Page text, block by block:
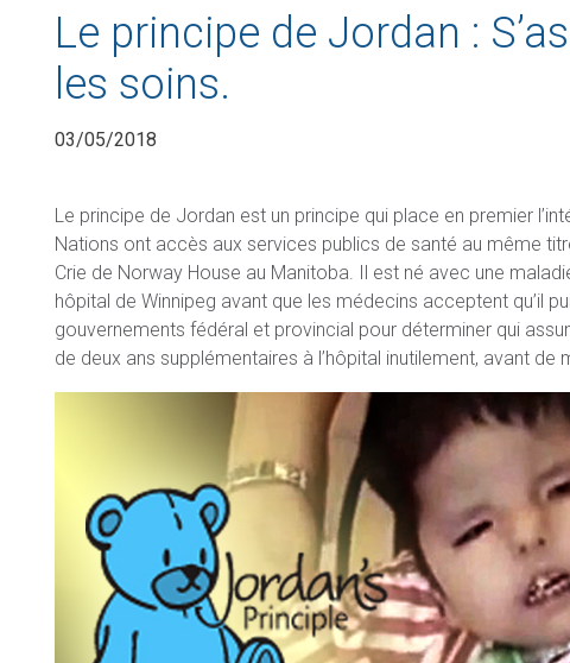
Le principe de Jordan :
les soins.
03/05/2018
Le principe de Jordan est un principe qui place en premier
Nations ont accès aux services publics de santé au même
Crie de Norway House au Manitoba. Il est né avec une
hôpital de Winnipeg avant que les médecins acceptent qu’il
gouvernements fédéral et provincial pour déterminer qui
de deux ans supplémentaires à l’hôpital inutilement, avant